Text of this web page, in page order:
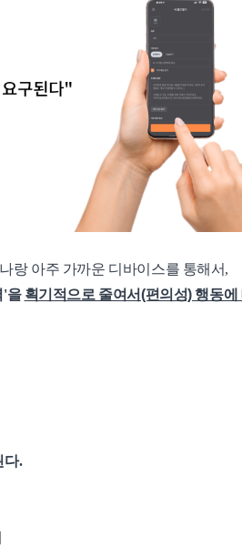
랑 아주 가까운 디바이스를 통해서,
'을 획기적으로 줄여서(편의성) 행동에
다.